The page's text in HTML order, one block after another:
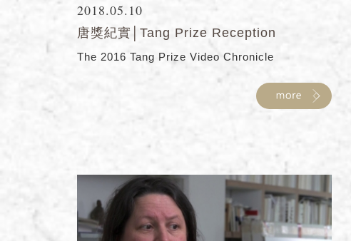
2018.05.10
唐獎紀實│Tang Prize Reception
The 2016 Tang Prize Video Chronicle